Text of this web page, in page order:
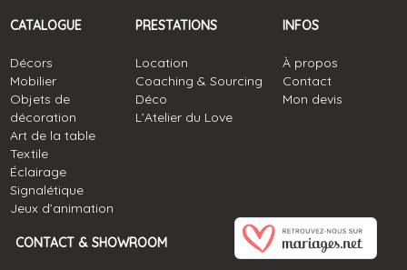
CATALOGUE
Décors
Mobilier
Objets de
décoration
Art de la table
Textile
Éclairage
Signalétique
Jeux d’animation
PRESTATIONS
Location
Coaching & Sourcing
Déco
L’Atelier du Love
INFOS
À propos
Contact
Mon devis
CONTACT & SHOWROOM